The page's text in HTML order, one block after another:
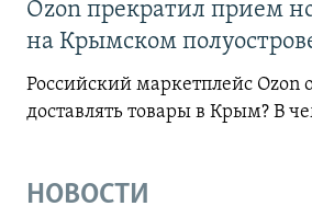
Ozon прекратил прием
на Крымском
Российский маркетплейс Ozon
доставлять товары в Крым? В
НОВОСТИ